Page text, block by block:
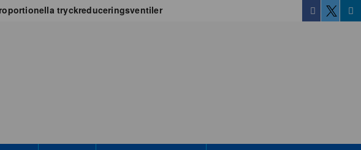
tryckreduceringsventiler
Facebook
Twitter